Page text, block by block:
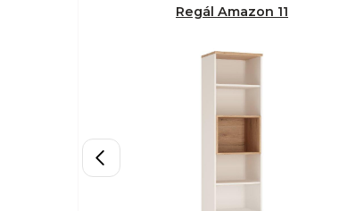
Regál Amazon 11